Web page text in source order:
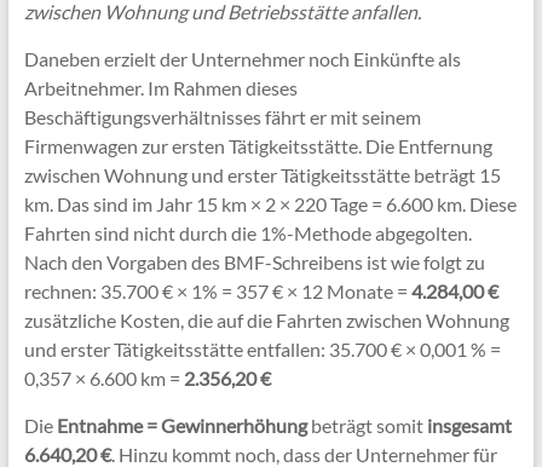
zwischen Wohnung und Betriebsstätte anfallen.
Daneben erzielt der Unternehmer noch Einkünfte als
Arbeitnehmer. Im Rahmen dieses
Beschäftigungsverhältnisses fährt er mit seinem
Firmenwagen zur ersten Tätigkeitsstätte. Die Entfernung
zwischen Wohnung und erster Tätigkeitsstätte beträgt 15
km. Das sind im Jahr 15 km × 2 × 220 Tage = 6.600 km. Diese
Fahrten sind nicht durch die 1%-Methode abgegolten.
Nach den Vorgaben des BMF-Schreibens ist wie folgt zu
rechnen: 35.700 € × 1% = 357 € × 12 Monate = 4.284,00 €
zusätzliche Kosten, die auf die Fahrten zwischen Wohnung
und erster Tätigkeitsstätte entfallen: 35.700 € × 0,001 % =
0,357 × 6.600 km = 2.356,20 €
Die Entnahme = Gewinnerhöhungbeträgt somit insgesamt
6.640,20 €. Hinzu kommt noch, dass der Unternehmer für